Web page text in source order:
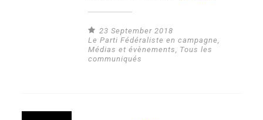
23 September 2018
Le Parti Fédéraliste en campagne
Médias et évènements
Tous les
communiqués